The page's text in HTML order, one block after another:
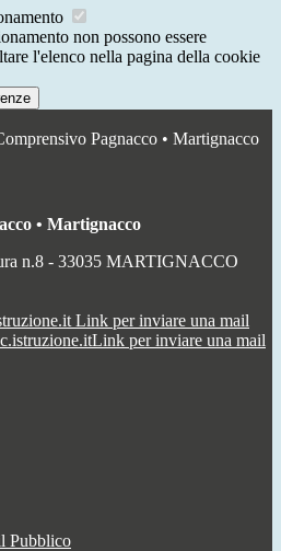
non possono essere
l'elenco nella pagina della cookie
Pagnacco • Martignacco
• Martignacco
n.8 - 33035 MARTIGNACCO
Link per inviare una mail
Link per inviare una mail
Pubblico